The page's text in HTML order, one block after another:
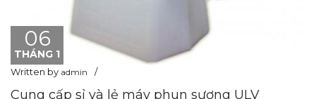
06
THÁNG 1
Written by admin
Cung cấp sỉ và lẻ máy phun sương ULV